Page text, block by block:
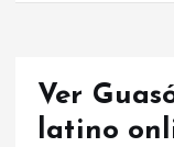
Ver
latino